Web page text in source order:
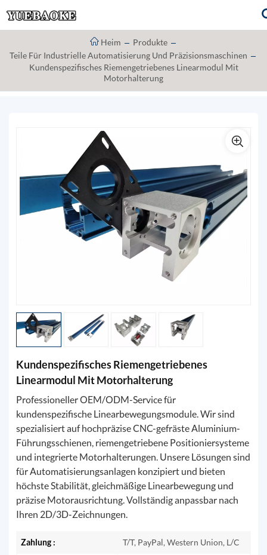
Heim
Produkte
Teile Für Industrielle Automatisierung Und Präzisionsmaschinen
Kundenspezifisches Riemengetriebenes Linearmodul Mit
Motorhalterung
Kundenspezifisches Riemengetriebenes
Linearmodul Mit Motorhalterung
Professioneller OEM/ODM-Service für
kundenspezifische Linearbewegungsmodule. Wir sind
spezialisiert auf hochpräzise CNC-gefräste Aluminium-
Führungsschienen, riemengetriebene Positioniersysteme
und integrierte Motorhalterungen. Unsere Lösungen sind
für Automatisierungsanlagen konzipiert und bieten
höchste Stabilität, gleichmäßige Linearbewegung und
präzise Motorausrichtung. Vollständig anpassbar nach
Ihren 2D/3D-Zeichnungen.
Zahlung : T/T, PayPal, Western Union, L/C